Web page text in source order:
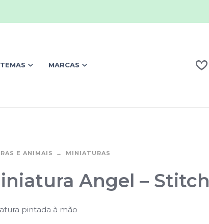
MARCAS
E ANIMAIS MINIATURAS
Angel – Stitch
pintada à mão